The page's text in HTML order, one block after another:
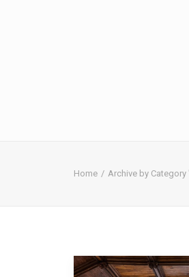
Home Archive by Category